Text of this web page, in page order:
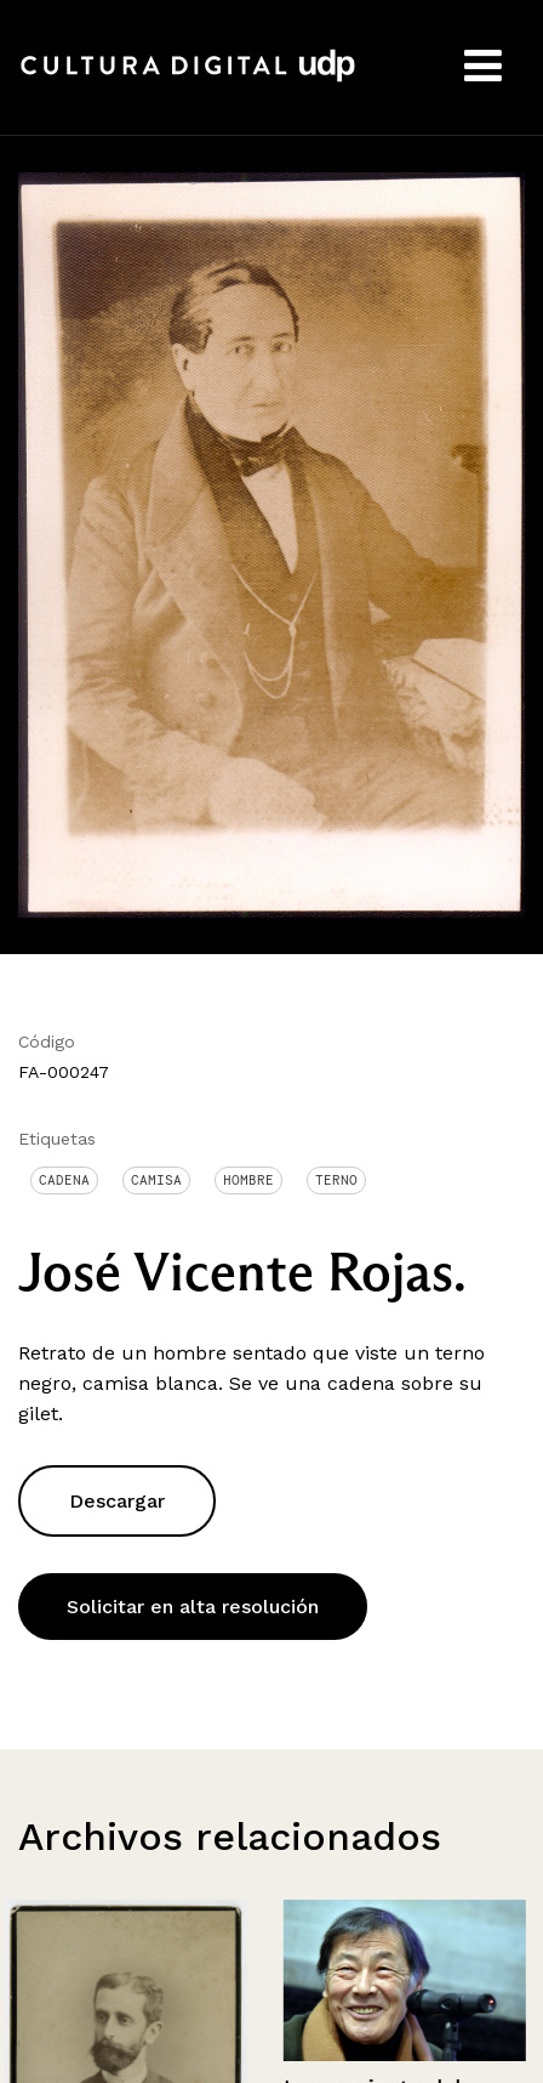
Código
FA-000247
Etiquetas
CADENA CAMISA HOMBRE TERNO
José Vicente Rojas.
Retrato de un hombre sentado que viste un terno
negro, camisa blanca. Se ve una cadena sobre su
gilet.
Descargar
Solicitar en alta resolución
Archivos relacionados